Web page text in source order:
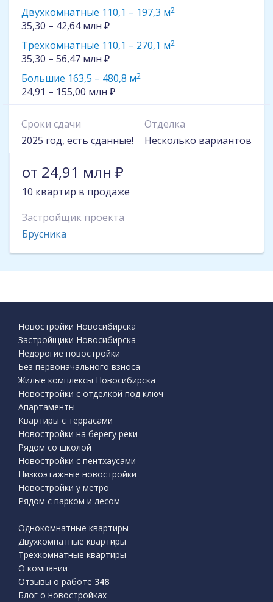
Двухкомнатные 110,1 – 197,3 м2
35,30 – 42,64 млн ₽
Трехкомнатные 110,1 – 270,1 м2
35,30 – 56,47 млн ₽
Большие 163,5 – 480,8 м2
24,91 – 155,00 млн ₽
Сроки сдачи
2025 год, есть сданные!
Отделка
Несколько вариантов
от 24,91 млн ₽
10 квартир в продаже
Застройщик проекта
Брусника
Новостройки Новосибирска
Застройщики Новосибирска
Недорогие новостройки
Без первоначального взноса
Жилые комплексы Новосибирска
Новостройки с отделкой под ключ
Апартаменты
Квартиры с террасами
Новостройки на берегу реки
Рядом со школой
Новостройки с пентхаусами
Низкоэтажные новостройки
Новостройки у метро
Рядом с парком и лесом
Однокомнатные квартиры
Двухкомнатные квартиры
Трехкомнатные квартиры
О компании
Отзывы о работе 348
Блог о новостройках